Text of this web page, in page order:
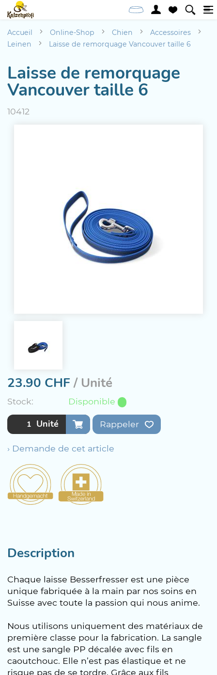
Accueil Online-Shop Chien
Accessoires
Leinen
Laisse de remorquage Vancouver taille 6
Laisse de remorquage
Vancouver taille 6
10412
23.90 CHF/ Unité
Stock: Disponible
Unité Rappeler
› Demande de cet article
Description
Chaque laisse Besserfresser est une pièce
unique fabriquée à la main par nos soins en
Suisse avec toute la passion qui nous anime.
Nous utilisons uniquement des matériaux de
première classe pour la fabrication. La sangle
est une sangle PP décalée avec fils en
caoutchouc. Elle n’est pas élastique et ne
risque pas de se tordre. Grâce aux fils